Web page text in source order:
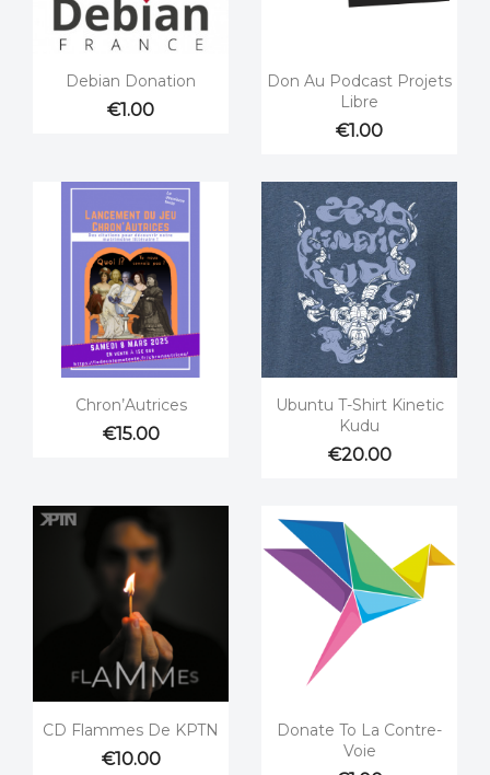
Quick view
Debian Donation
€1.00
Quick view
Don Au Podcast Projets
Libre
€1.00
Quick view
Chron’Autrices
€15.00
Quick view
Ubuntu T-Shirt Kinetic
Kudu
€20.00
Quick view
CD Flammes De KPTN
€10.00
Quick view
Donate To La Contre-
Voie